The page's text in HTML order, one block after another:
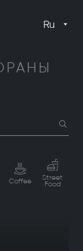
Ru
Coffee Street
Food